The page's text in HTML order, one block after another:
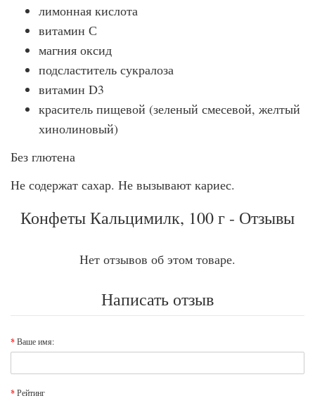
лимонная кислота
витамин С
магния оксид
подсластитель сукралоза
витамин D3
краситель пищевой (зеленый смесевой, желтый
хинолиновый)
Без глютена
Не содержат сахар. Не вызывают кариес.
Конфеты Кальцимилк, 100 г - Отзывы
Нет отзывов об этом товаре.
Написать отзыв
Ваше имя:
Рейтинг